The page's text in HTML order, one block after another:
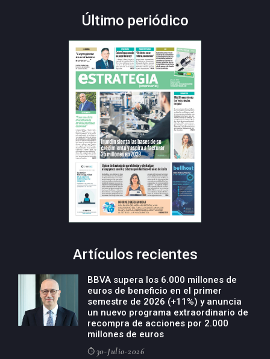
Último periódico
Artículos recientes
BBVA supera los 6.000 millones de
euros de beneficio en el primer
semestre de 2026 (+11%) y anuncia
un nuevo programa extraordinario de
recompra de acciones por 2.000
millones de euros
30-Julio-2026